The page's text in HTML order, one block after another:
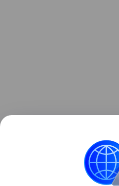
клетки показали, как